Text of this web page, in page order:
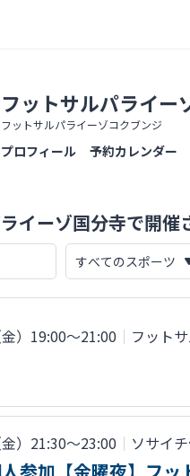
フットサルパライー
フットサルパライーゾコクブンジ
プロフィール 予約カレンダー
イーゾ国分寺で開催
）19:00〜21:00 ｜ フット
）21:30〜23:00 ｜ ソサイ